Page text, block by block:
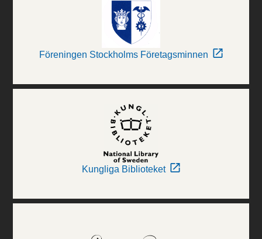
Föreningen Stockholms Företagsminnen
Kungliga Biblioteket